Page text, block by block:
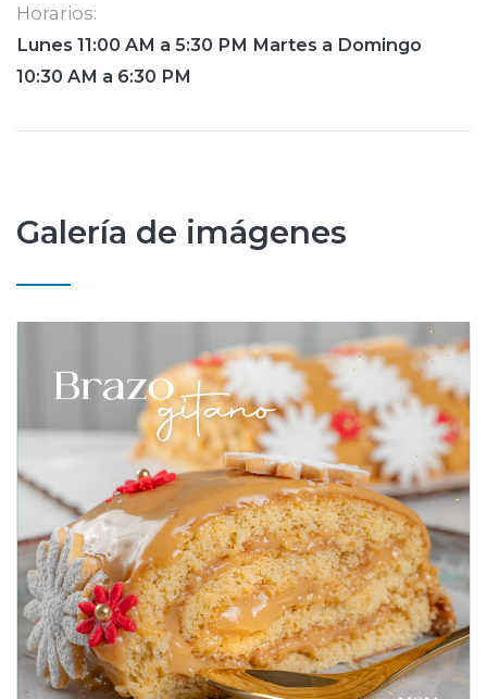
Horarios:
Lunes 11:00 AM a 5:30 PM Martes a Domingo
10:30 AM a 6:30 PM
Galería de imágenes